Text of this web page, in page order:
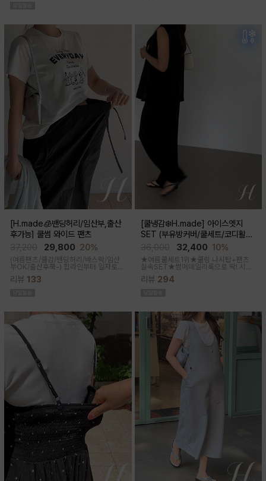
[H.made🧊밴딩허리/임산부,출산
후가능] 쿨썸 와이드 팬츠
29,800 20%
(여름팬츠/쿨감/밴딩허리/바스락/임산
부OK/출산후쭉-) 힙라인부터 일자로
툭-하고 떨어지는 와이드라인으로 체형
이 크게 드러나지않아요 데일리룩으로
리뷰 133
[쿨냉감❄️H.made] 아이스엣지
SET (부유방커버/쿨세트/코디활용
굿/출근룩,데일리룩)
32,400 10%
★여름쿨세트1위★쿨링 나시탑+팬츠
실속SET★썸머데일리룩으로 딱! 시원
한 감촉에 신축성 좋고 통기성쿨링원단
으로 한여름까지 가뿐하게~!
리뷰 294